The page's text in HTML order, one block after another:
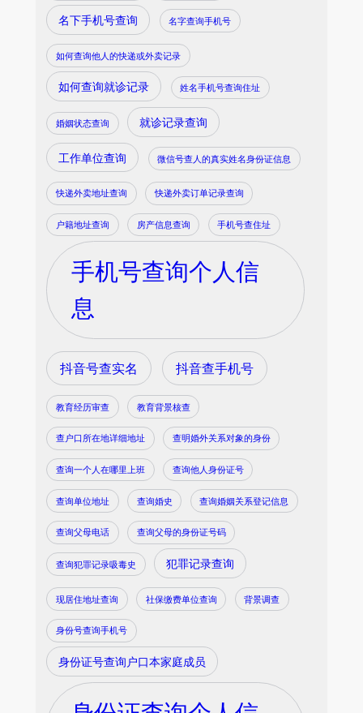
名下手机号查询 名字查询手机号
如何查询他人的快递或外卖记录
如何查询就诊记录 姓名手机号查询住址
婚姻状态查询 就诊记录查询
工作单位查询 微信号查人的真实姓名身份证信息
快递外卖地址查询 快递外卖订单记录查询
户籍地址查询 房产信息查询 手机号查住址
手机号查询个人信
息
抖音号查实名 抖音查手机号
教育经历审查 教育背景核查
查户口所在地详细地址 查明婚外关系对象的身份
查询一个人在哪里上班 查询他人身份证号
查询单位地址 查询婚史 查询婚姻关系登记信息
查询父母电话 查询父母的身份证号码
查询犯罪记录吸毒史 犯罪记录查询
现居住地址查询 社保缴费单位查询 背景调查
身份号查询手机号
身份证号查询户口本家庭成员